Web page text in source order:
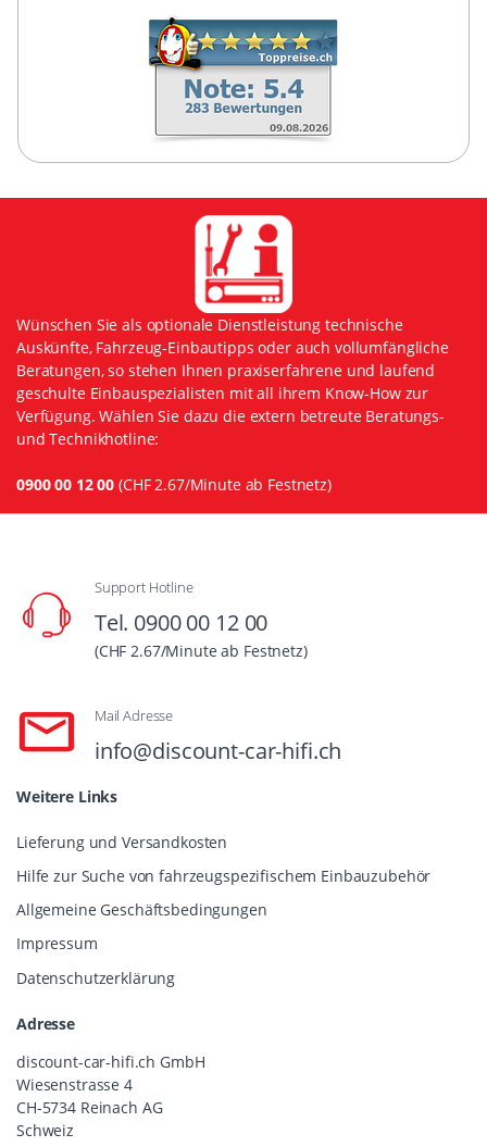
Wünschen Sie als optionale Dienstleistung technische
Auskünfte, Fahrzeug-Einbautipps oder auch vollumfängliche
Beratungen, so stehen Ihnen praxiserfahrene und laufend
geschulte Einbauspezialisten mit all ihrem Know-How zur
Verfügung. Wählen Sie dazu die extern betreute Beratungs-
und Technikhotline:
0900 00 12 00 (CHF 2.67/Minute ab Festnetz)
Support Hotline
Tel. 0900 00 12 00
(CHF 2.67/Minute ab Festnetz)
Mail Adresse
info@discount-car-hifi.ch
Weitere Links
Lieferung und Versandkosten
Hilfe zur Suche von fahrzeugspezifischem Einbauzubehör
Allgemeine Geschäftsbedingungen
Impressum
Datenschutzerklärung
Adresse
discount-car-hifi.ch GmbH
Wiesenstrasse 4
CH-5734 Reinach AG
Schweiz